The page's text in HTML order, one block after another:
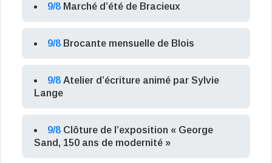
9/8 Marché d’été de Bracieux
9/8 Brocante mensuelle de Blois
9/8 Atelier d’écriture animé par Sylvie
Lange
9/8 Clôture de l’exposition « George
Sand, 150 ans de modernité »